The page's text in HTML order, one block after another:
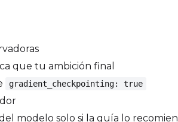
que tu ambición final
gradient_checkpointing: true
modelo solo si la guía lo